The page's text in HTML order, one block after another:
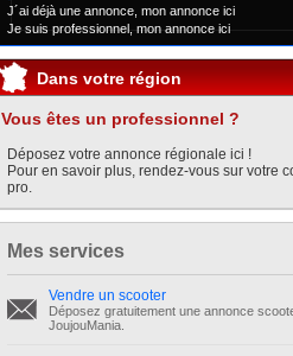
J´ai déjà une annonce, mon annonce ici
Je suis professionnel, mon annonce ici
Dans votre région
Vous êtes un professionnel ?
Déposez votre annonce régionale ici !
Pour en savoir plus, rendez-vous sur votre
pro.
Mes services
Vendre un scooter
Déposez gratuitement une annonce
JoujouMania.